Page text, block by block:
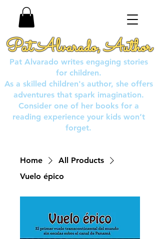
Pat Alvarado, Author
Pat Alvarado writes engaging stories
for children.
As a skilled children's author, she offers
adventures that spark imagination.
Consider one of her books for a
reading experience your kids won’t
forget.
Home
All Products
Vuelo épico